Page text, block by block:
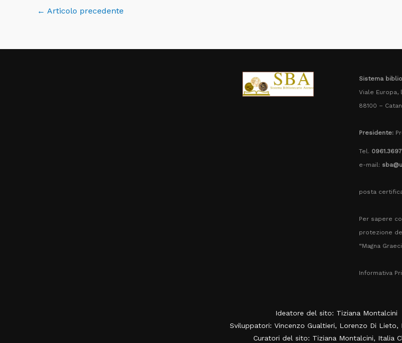
← Articolo precedente
Sistema
Viale Europa,
88100 –
Presidente:
Tel.
e-mail:
posta
Per sapere
protezione
“Magna
Informativa
Ideatore del sito: Tiziana Montalcini
Sviluppatori: Vincenzo Gualtieri, Lorenzo Di Lieto,
Curatori del sito: Tiziana Montalcini, Italia